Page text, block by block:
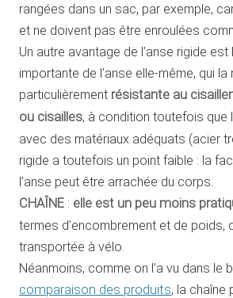
rangées dans un sac, par exemple,
et ne doivent pas être enroulées
Un autre avantage de l’anse rigide
importante de l’anse elle-même, qui la
particulièrement résistante au
ou cisailles, à condition toutefois que
avec des matériaux adéquats (acier
rigide a toutefois un point faible : la
l’anse peut être arrachée du corps.
CHAÎNE : elle est un peu moins
termes d’encombrement et de poids,
transportée à vélo.
Néanmoins, comme on l’a vu dans le
comparaison des produits, la chaîne